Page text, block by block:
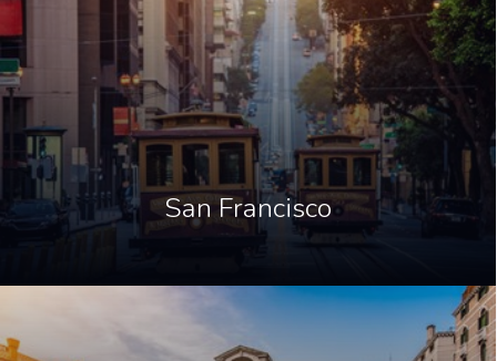
San Francisco